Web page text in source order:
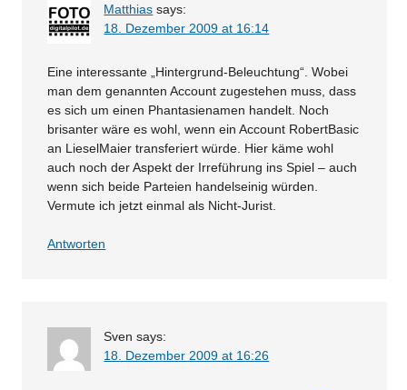
Matthias says:
18. Dezember 2009 at 16:14
Eine interessante „Hintergrund-Beleuchtung“. Wobei
man dem genannten Account zugestehen muss, dass
es sich um einen Phantasienamen handelt. Noch
brisanter wäre es wohl, wenn ein Account RobertBasic
an LieselMaier transferiert würde. Hier käme wohl
auch noch der Aspekt der Irreführung ins Spiel – auch
wenn sich beide Parteien handelseinig würden.
Vermute ich jetzt einmal als Nicht-Jurist.
Antworten
Sven says:
18. Dezember 2009 at 16:26